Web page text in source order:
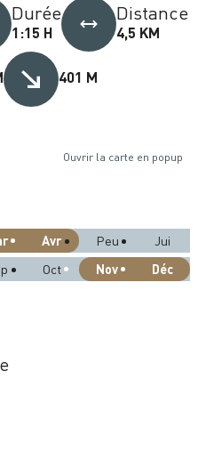
Durée
1:15 H
Distance
4,5 KM
401 M
Ouvrir la carte en popup
Avr Peu
Jui
Oct Nov Déc